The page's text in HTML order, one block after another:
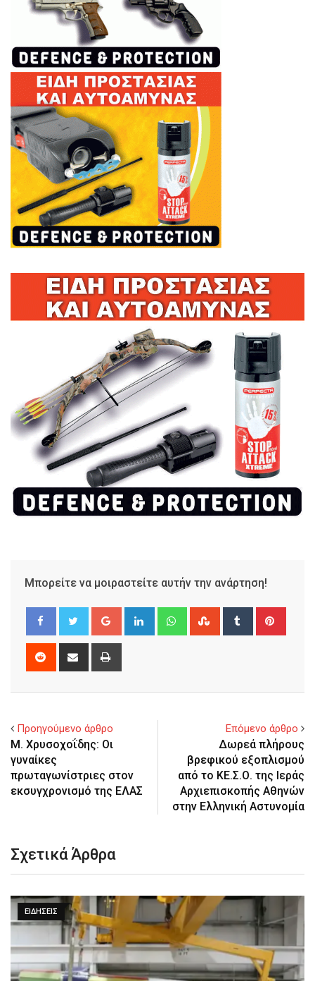
Μπορείτε να μοιραστείτε αυτήν την ανάρτηση!
Google+ LinkedIn WhatsappStumbleUpon
Tumblr
Reddit
Share
Προηγούμενο άρθρο
M. Χρυσοχοΐδης: Οι
γυναίκες
πρωταγωνίστριες στον
εκσυγχρονισμό της ΕΛΑΣ
Επόμενο άρθρο
Δωρεά πλήρους
βρεφικού εξοπλισμού
από το ΚΕ.Σ.Ο. της Ιεράς
Αρχιεπισκοπής Αθηνών
στην Ελληνική Αστυνομία
Σχετικά Άρθρα
ΕΙΔΉΣΕΙΣ